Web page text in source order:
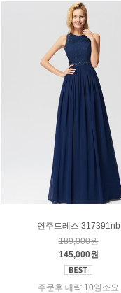
연주드레스 317391nb
189,000원
145,000원
주문후 대략 10일소요